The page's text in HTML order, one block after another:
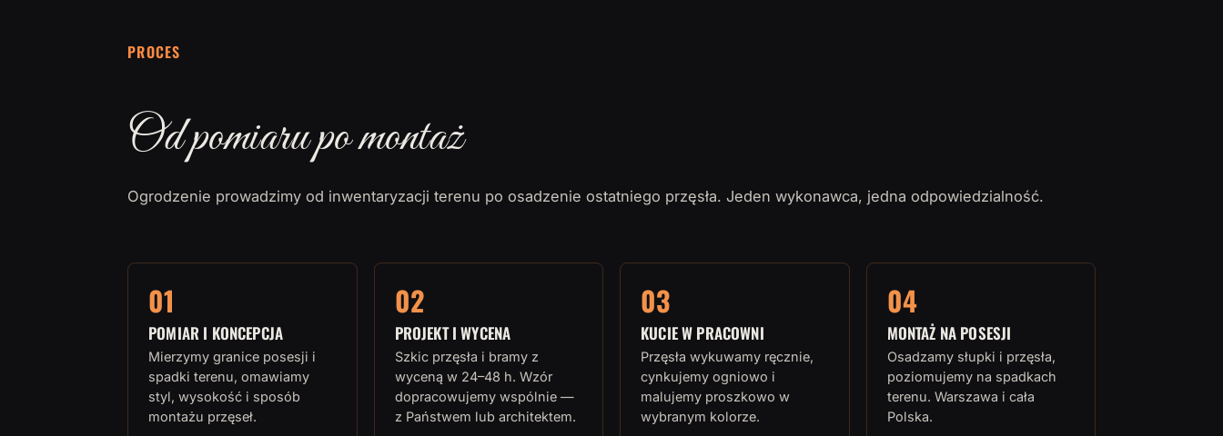
PROCES
Od pomiaru po montaż
Ogrodzenie prowadzimy od inwentaryzacji terenu po osadzenie ostatniego przęsła. Jeden wykonawca, jedna odpowiedzialność.
01
POMIAR I KONCEPCJA
Mierzymy granice posesji i
spadki terenu, omawiamy
styl, wysokość i sposób
montażu przęseł.
02
PROJEKT I WYCENA
Szkic przęsła i bramy z
wyceną w 24–48 h. Wzór
dopracowujemy wspólnie —
z Państwem lub architektem.
03
KUCIE W PRACOWNI
Przęsła wykuwamy ręcznie,
cynkujemy ogniowo i
malujemy proszkowo w
wybranym kolorze.
04
MONTAŻ NA POSESJI
Osadzamy słupki i przęsła,
poziomujemy na spadkach
terenu. Warszawa i cała
Polska.